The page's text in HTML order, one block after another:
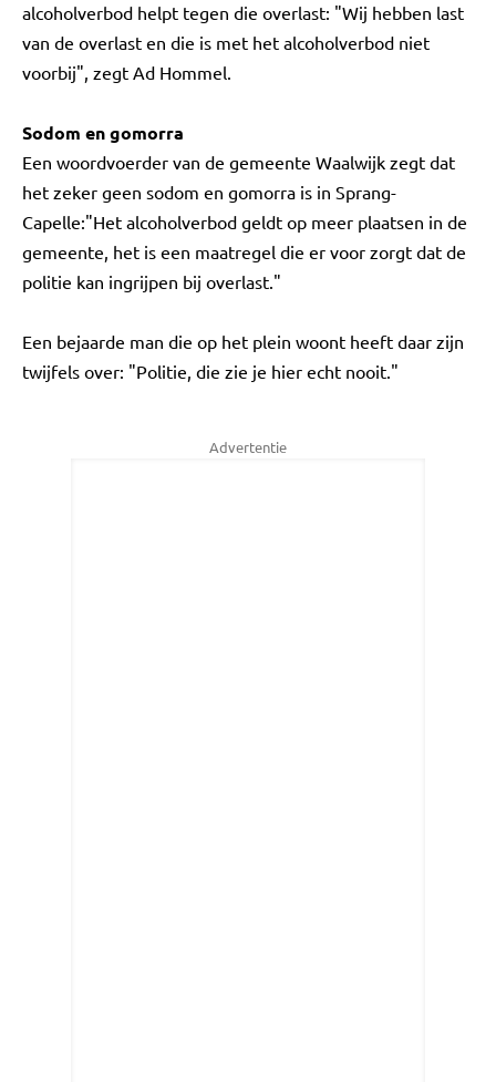
alcoholverbod helpt tegen die overlast: "Wij hebben last
van de overlast en die is met het alcoholverbod niet
voorbij", zegt Ad Hommel.
Sodom en gomorra
Een woordvoerder van de gemeente Waalwijk zegt dat
het zeker geen sodom en gomorra is in Sprang-
Capelle:"Het alcoholverbod geldt op meer plaatsen in de
gemeente, het is een maatregel die er voor zorgt dat de
politie kan ingrijpen bij overlast."
Een bejaarde man die op het plein woont heeft daar zijn
twijfels over: "Politie, die zie je hier echt nooit."
Advertentie